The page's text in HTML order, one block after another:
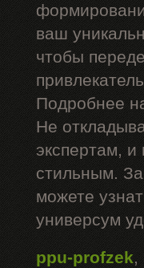
ваш
чтобы
Подробнее
Не
экспертам,
стильным.
можете
универсум
ppu-profzek,